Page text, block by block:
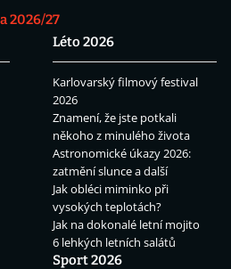
2026/27
Léto 2026
Karlovarský filmový festival
2026
Znamení, že jste potkali
někoho z minulého života
Astronomické úkazy 2026:
zatmění slunce a další
Jak obléci miminko při
vysokých teplotách?
Jak na dokonalé letní mojito
6 lehkých letních salátů
Sport 2026